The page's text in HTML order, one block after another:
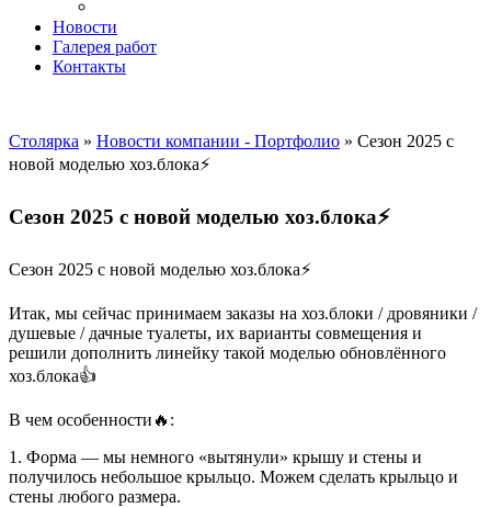
Новости
Галерея работ
Контакты
Столярка » Новости компании - Портфолио » Сезон 2025 с
новой моделью хоз.блока⚡️
Сезон 2025 с новой моделью хоз.блока⚡️
Сезон 2025 с новой моделью хоз.блока⚡️
Итак, мы сейчас принимаем заказы на хоз.блоки / дровяники /
душевые / дачные туалеты, их варианты совмещения и
решили дополнить линейку такой моделью обновлённого
хоз.блока👍
В чем особенности🔥:
1. Форма — мы немного «вытянули» крышу и стены и
получилось небольшое крыльцо. Можем сделать крыльцо и
стены любого размера.